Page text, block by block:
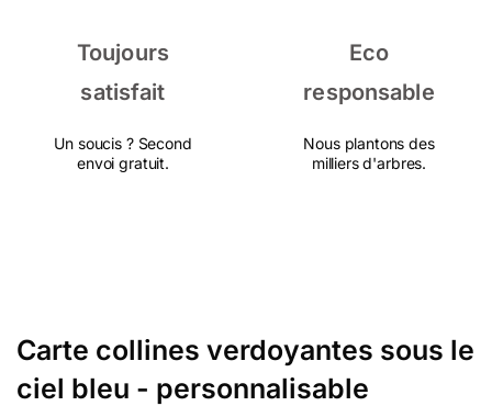
Toujours
satisfait
Un soucis ? Second
envoi gratuit.
Eco
responsable
Nous plantons des
milliers d'arbres.
Carte collines verdoyantes sous le
ciel bleu - personnalisable